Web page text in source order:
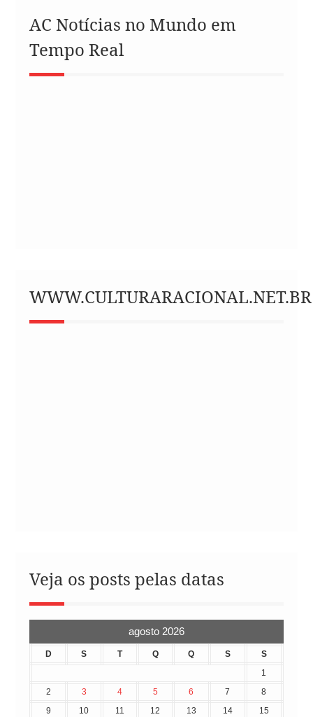
AC Notícias no Mundo em
Tempo Real
WWW.CULTURARACIONAL.NET.BR
Veja os posts pelas datas
agosto 2026
D S T Q Q S
S
1
2
3 4 5 6 7
8
9
10 11 12 13 14
15